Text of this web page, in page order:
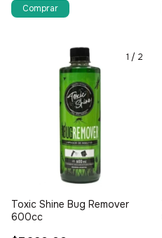
1 / 2
Toxic Shine Bug Remover
600cc